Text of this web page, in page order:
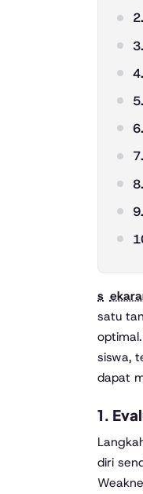
satu
siswa,
dapat
1.
diri